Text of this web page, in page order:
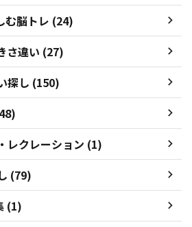
む脳トレ (24)
さ違い (27)
探し (150)
レクレーション (1)
(79)
(1)